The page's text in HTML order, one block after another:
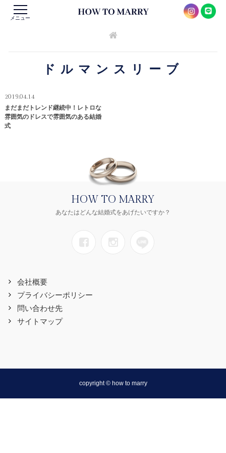
メニュー
ドルマンスリーブ
2019.04.14
まだまだトレンド継続中！レトロな
雰囲気のドレスで雰囲気のある結婚
式
HOW TO MARRY
あなたはどんな結婚式をあげたいですか？
会社概要
プライバシーポリシー
問い合わせ先
サイトマップ
copyright © how to marry